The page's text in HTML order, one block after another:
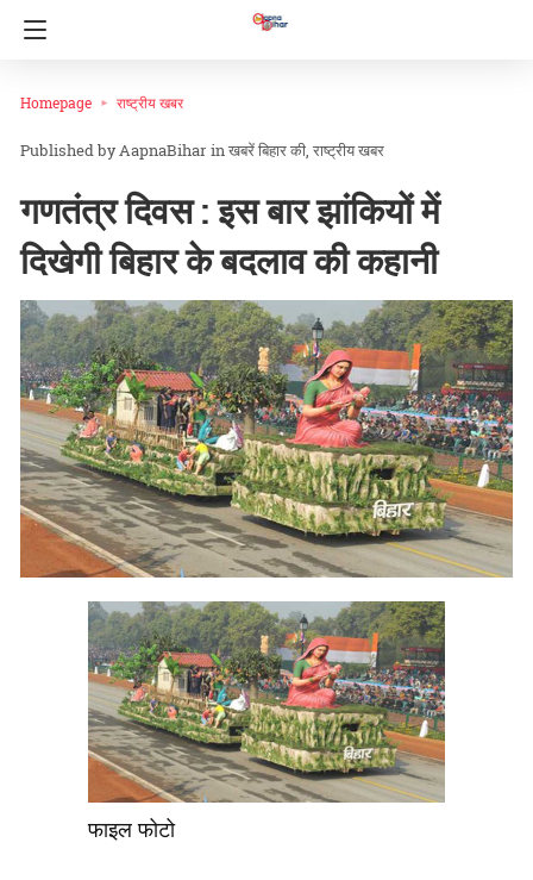
Homepage राष्ट्रीय खबर
AapnaBihar inखबरें बिहार की राष्ट्रीय खबर
गणतंत्र दिवस : इस बार झांकियों में
दिखेगी बिहार के बदलाव की कहानी
फाइल फोटो